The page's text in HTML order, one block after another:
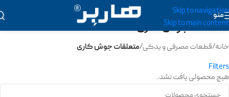
Skip to navigation
Skip to main content
منو
متعلقات جوش کاری
خانه/قطعات مصرفی و یدکی/متعلقات جوش کاری
Filters
هیچ محصولی یافت نشد.